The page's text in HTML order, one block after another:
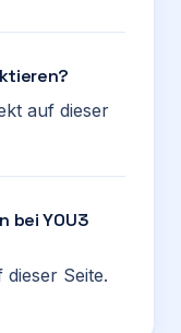
auf dieser
bei YOU3
Seite.